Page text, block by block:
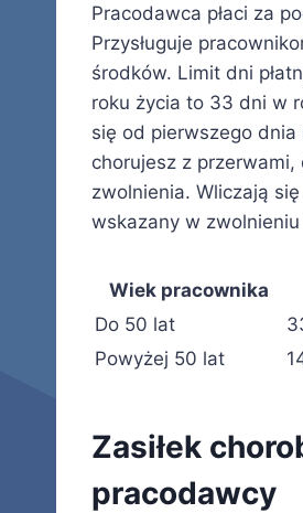
Pracodawca płaci za
Przysługuje
środków. Limit dni
roku życia to 33 dni w
się od pierwszego dnia
chorujesz z
zwolnienia. Wliczają
wskazany w
Wiek pracownika
Do 50 lat
Powyżej 50 lat
Zasiłek
pracodawcy